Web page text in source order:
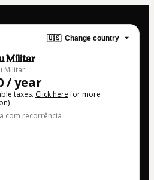
🇺🇸 Change country
Militar
Militar
/ year
taxes. Click herefor more
com recorrência